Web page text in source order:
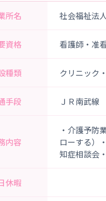
所名 社会福祉法
資格 看護師・准
種類 クリニック
手段 ＪＲ南武
内容
・介護予防
ローする）
知症相談会
休暇